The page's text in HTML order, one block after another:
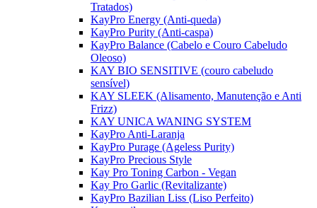
Tratados)
KayPro Energy (Anti-queda)
KayPro Purity (Anti-caspa)
KayPro Balance (Cabelo e Couro Cabeludo
Oleoso)
KAY BIO SENSITIVE (couro cabeludo
sensível)
KAY SLEEK (Alisamento, Manutenção e Anti
Frizz)
KAY UNICA WANING SYSTEM
KayPro Anti-Laranja
KayPro Purage (Ageless Purity)
KayPro Precious Style
Kay Pro Toning Carbon - Vegan
Kay Pro Garlic (Revitalizante)
KayPro Bazilian Liss (Liso Perfeito)